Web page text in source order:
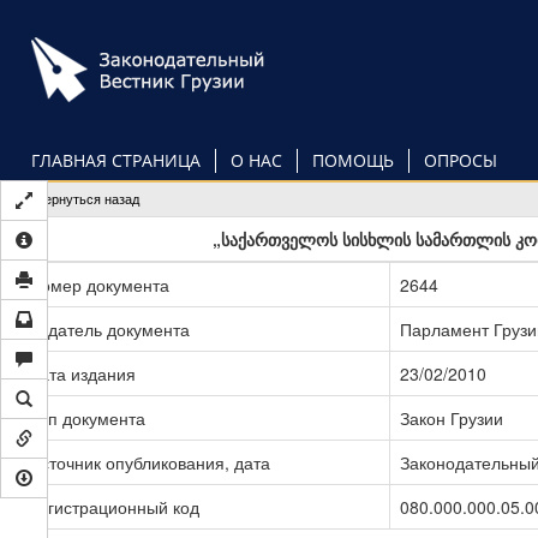
основному
содержанию
ГЛАВНАЯ СТРАНИЦА О НАС ПОМОЩЬ ОПРОСЫ
Вернуться назад
„საქართველოს სისხლის სამართლის
Номер документа
2644
Издатель документа
Парламент
Дата издания
23/02/2010
Тип документа
Закон Грузии
Источник опубликования, дата
Регистрационный код